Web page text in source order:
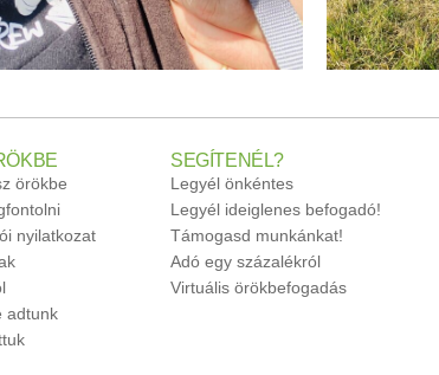
örökbe
nyilatkozat
adtunk
SEGÍTENÉL?
Legyél önkéntes
Legyél ideiglenes befogadó!
Támogasd munkánkat!
Adó egy százalékról
Virtuális örökbefogadás